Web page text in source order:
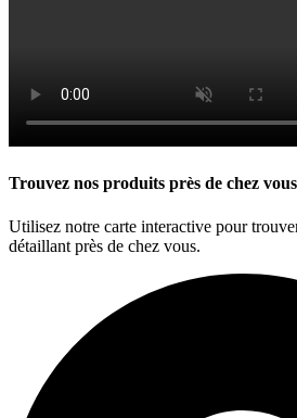
Trouvez nos produits près de chez vous
Utilisez notre carte interactive pour
détaillant près de chez vous.